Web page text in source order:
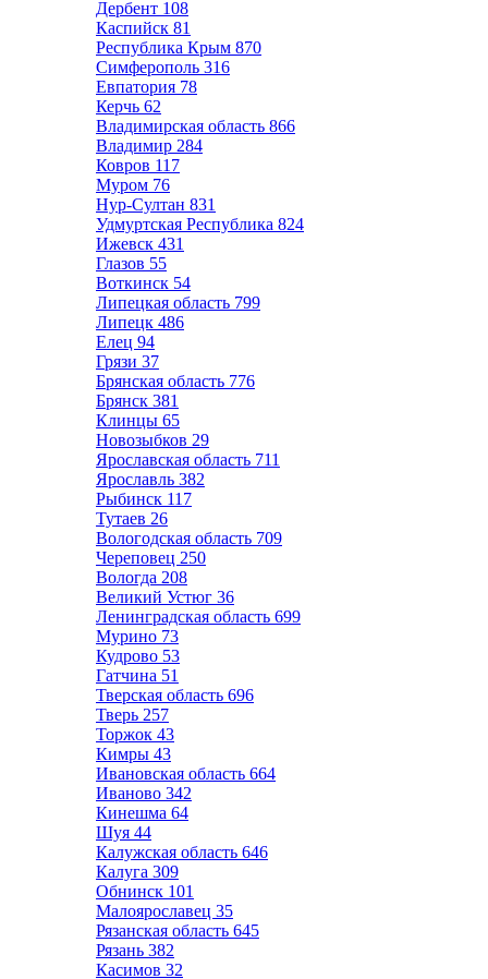
Дербент 108
Каспийск 81
Республика Крым 870
Симферополь 316
Евпатория 78
Керчь 62
Владимирская область 866
Владимир 284
Ковров 117
Муром 76
Нур-Султан 831
Удмуртская Республика 824
Ижевск 431
Глазов 55
Воткинск 54
Липецкая область 799
Липецк 486
Елец 94
Грязи 37
Брянская область 776
Брянск 381
Клинцы 65
Новозыбков 29
Ярославская область 711
Ярославль 382
Рыбинск 117
Тутаев 26
Вологодская область 709
Череповец 250
Вологда 208
Великий Устюг 36
Ленинградская область 699
Мурино 73
Кудрово 53
Гатчина 51
Тверская область 696
Тверь 257
Торжок 43
Кимры 43
Ивановская область 664
Иваново 342
Кинешма 64
Шуя 44
Калужская область 646
Калуга 309
Обнинск 101
Малоярославец 35
Рязанская область 645
Рязань 382
Касимов 32